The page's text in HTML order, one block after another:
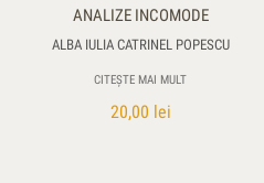
ANALIZE INCOMODE
ALBA IULIA CATRINEL POPESCU
CITEȘTE MAI MULT
20,00 lei